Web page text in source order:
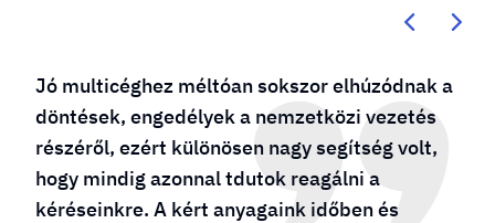
a
vezetés
volt,
a
és
Kötődésem a molino24.hu-hoz
a cég születésénél is
sikeres vállalkozást is
őket bízom meg
készítésével. A csapat